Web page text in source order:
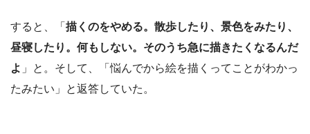
すると、「 描くのをやめる。散歩したり、景色をみたり、
昼寝したり。何もしない。そのうち急に描きたくなるんだ
よ 」と。そして、「悩んでから絵を描くってことがわかっ
たみたい」と返答していた。